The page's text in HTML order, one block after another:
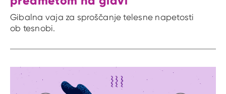
Gibalna vaja za sproščanje telesne napetosti
ob tesnobi.